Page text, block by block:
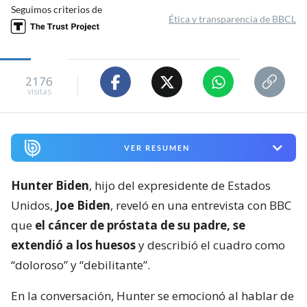
Seguimos criterios de
Ética y transparencia de BBCL
2176
visitas
VER RESUMEN
Hunter Biden, hijo del expresidente de Estados
Unidos, Joe Biden, reveló en una entrevista con BBC
que el cáncer de próstata de su padre, se
extendió a los huesosy describió el cuadro como
“doloroso” y “debilitante”.
En la conversación, Hunter se emocionó al hablar de